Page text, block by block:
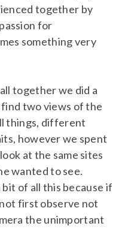
together by
for
something very
together we did a
find two views of the
things, different
however we spent
at the same sites
wanted to see.
of all this because if
first observe not
the unimportant